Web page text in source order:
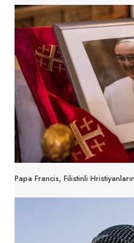
Papa Francis, Filistinli